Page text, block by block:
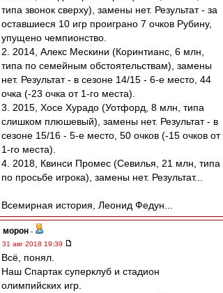
типа звонок сверху), замены нет. Результат - за
оставшиеся 10 игр проиграно 7 очков Рубину,
упущено чемпионство.
2. 2014, Алекс Мескини (Коринтианс, 6 млн,
типа по семейным обстоятельствам), замены
нет. Результат - в сезоне 14/15 - 6-е место, 44
очка (-23 очка от 1-го места).
3. 2015, Хосе Хурадо (Уотфорд, 8 млн, типа
слишком плюшевый), замены нет. Результат - в
сезоне 15/16 - 5-е место, 50 очков (-15 очков от
1-го места).
4. 2018, Квинси Промес (Севилья, 21 млн, типа
по просьбе игрока), замены нет. Результат...
Всемирная история, Леонид Федун...
морон -
31 авг 2018 19:39
Всё, понял.
Наш Спартак суперклуб и стадион
олимпийских игр.